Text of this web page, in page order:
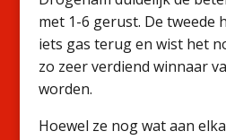
met 1-6 gerust. De tweede
iets gas terug en wist het
zo zeer verdiend winnaar
worden.
Hoewel ze nog wat aan